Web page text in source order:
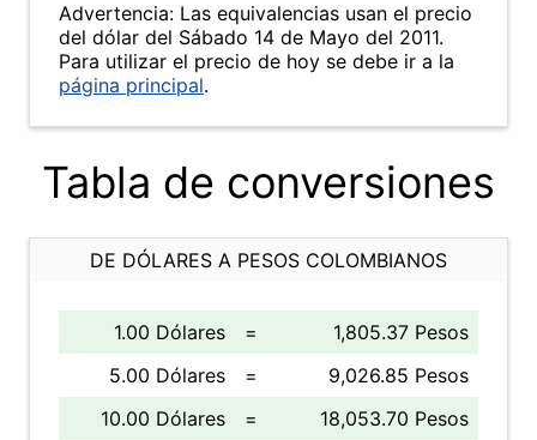
Advertencia: Las equivalencias usan el precio
del dólar del Sábado 14 de Mayo del 2011.
Para utilizar el precio de hoy se debe ir a la
página principal.
Tabla de conversiones
DE DÓLARES A PESOS COLOMBIANOS
1.00 Dólares =
1,805.37 Pesos
5.00 Dólares
=
9,026.85 Pesos
10.00 Dólares
=
18,053.70 Pesos